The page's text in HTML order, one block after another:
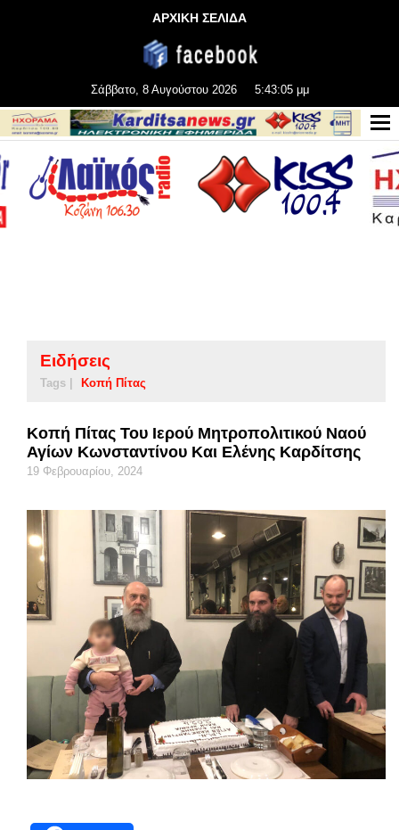
ΑΡΧΙΚΗ ΣΕΛΙΔΑ
Σάββατο, 8 Αυγούστου 2026 5:43:05 μμ
Ειδήσεις
Tags | Κοπή Πίτας
Κοπή Πίτας Του Ιερού Μητροπολιτικού Ναού
Αγίων Κωνσταντίνου Και Ελένης Καρδίτσης
19 Φεβρουαρίου, 2024